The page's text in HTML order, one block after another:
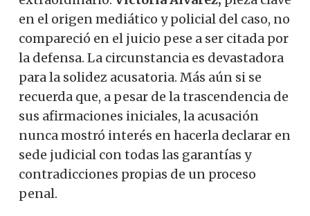
en el origen mediático y policial del caso, no
compareció en el juicio pese a ser citada por
la defensa. La circunstancia es devastadora
para la solidez acusatoria. Más aún si se
recuerda que, a pesar de la trascendencia de
sus afirmaciones iniciales, la acusación
nunca mostró interés en hacerla declarar en
sede judicial con todas las garantías y
contradicciones propias de un proceso
penal.